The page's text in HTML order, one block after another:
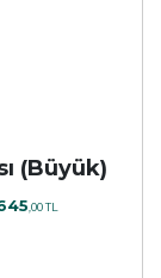
(Büyük)
,00 TL